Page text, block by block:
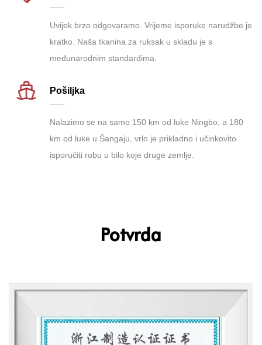
Uvijek brzo odgovaramo. Vrijeme isporuke narudžbe je
kratko. Naša tkanina za ruksak u skladu je s
međunarodnim standardima.
Pošiljka
Nalazimo se na samo 150 km od luke Ningbo, a 180
km od luke u Šangaju, vrlo je prikladno i učinkovito
isporučiti robu u bilo koje druge zemlje.
Potvrda